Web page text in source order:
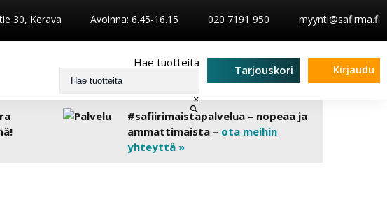
30, Kerava Avoinna: 6.45-16.15 020 7191 950 myynti@safirma.fi
Hae tuotteita
×
Tarjouskori Kirjaudu
#safiirimaistapalvelua – nopeaa ja
ammattimaista – ota meihin
yhteyttä »